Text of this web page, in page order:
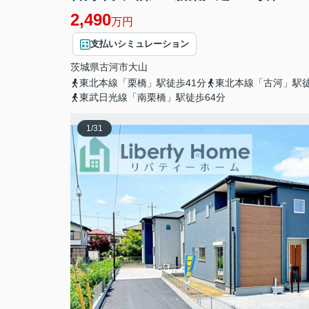
2,490万円
支払いシミュレーション
茨城県古河市大山
東北本線「栗橋」駅徒歩41分
東北本線「古河」駅
東武日光線「南栗橋」駅徒歩64分
1/31